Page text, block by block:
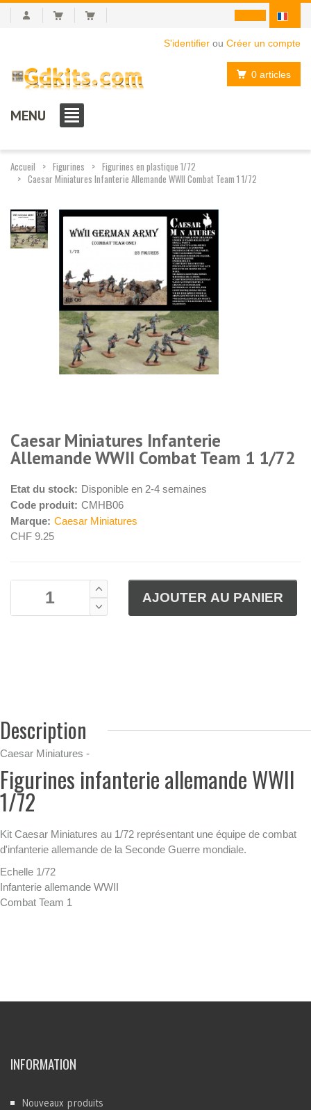
S'identifier ou Créer un compte
0 articles
MENU
Accueil Figurines
Figurines en plastique 1/72
Caesar Miniatures Infanterie Allemande WWII Combat Team 1 1/72
Caesar Miniatures Infanterie
Allemande WWII Combat Team 1 1/72
Etat du stock: Disponible en 2-4 semaines
Code produit: CMHB06
Marque: Caesar Miniatures
CHF 9.25
Description
Caesar Miniatures -
Figurines infanterie allemande WWII
1/72
Kit Caesar Miniatures au 1/72 représentant une équipe de combat
d'infanterie allemande de la Seconde Guerre mondiale.
Echelle 1/72
Infanterie allemande WWII
Combat Team 1
INFORMATION
Nouveaux produits